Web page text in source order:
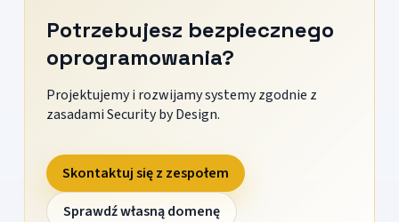
Potrzebujesz bezpiecznego
oprogramowania?
Projektujemy i rozwijamy systemy zgodnie z
zasadami Security by Design.
Skontaktuj się z zespołem
Sprawdź własną domenę